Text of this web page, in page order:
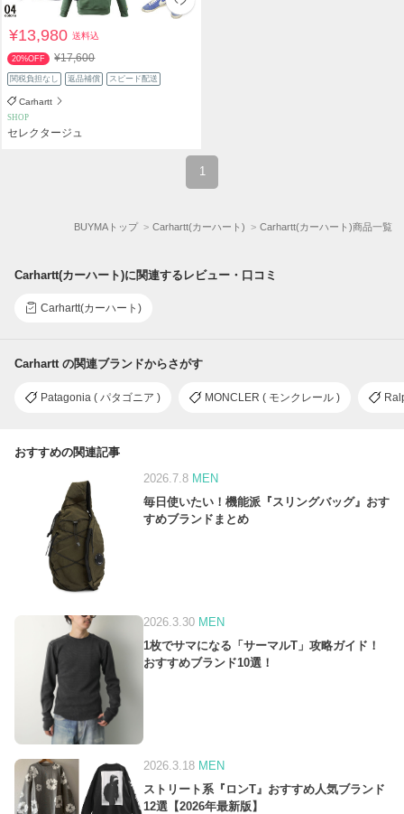
¥13,980送料込
20%OFF ¥17,600
関税負担なし 返品補償 スピード配送
Carhartt
SHOP
セレクタージュ
1
BUYMAトップ Carhartt(カーハート) Carhartt(カーハート)商品一覧
Carhartt(カーハート)に関連するレビュー・口コミ
Carhartt(カーハート)
Carhartt の関連ブランドからさがす
Patagonia ( パタゴニア ) MONCLER ( モンクレール )
おすすめの関連記事
2026.7.8 MEN
毎日使いたい！機能派『スリングバッグ』おす
すめブランドまとめ
2026.3.30 MEN
1枚でサマになる「サーマルT」攻略ガイド！
おすすめブランド10選！
2026.3.18 MEN
ストリート系『ロンT』おすすめ人気ブランド
12選【2026年最新版】